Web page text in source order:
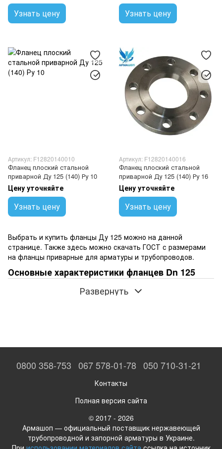
Узнать цену Узнать цену
Артикул: F12820140010
Фланец плоский стальной
приварной Ду 125 (140) Ру 10
Цену уточняйте
Узнать цену
Артикул: F12820140016
Фланец плоский стальной
приварной Ду 125 (140) Ру 16
Цену уточняйте
Узнать цену
Выбрать и купить фланцы Ду 125 можно на данной
странице. Также здесь можно скачать ГОСТ с размерами
на фланцы приварные для арматуры и трубопроводов.
Основные характеристики фланцев Dn 125
Варианты исполнения: плоский, глухой, воротниковый.
фильтре характеристик в последнем пункте "Стандарт".
ГОСТ (откроется в новом окне).
Заказывайте фланцы Ду 125 у нас — отправляйте заявку на
Развернуть
0800 358-753 067 578-01-78 050 710-31-21
Контакты
Полная версия сайта
© 2017 - 2026
Армашоп — официальный поставщик нержавеющей
трубопроводной и запорной арматуры в Украине.